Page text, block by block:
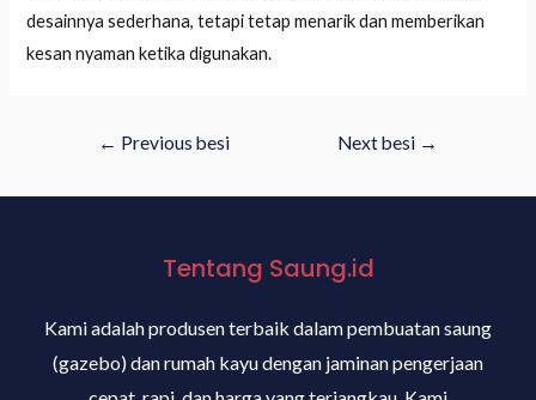
desainnya sederhana, tetapi tetap menarik dan memberikan
kesan nyaman ketika digunakan.
← Previous besi Next besi →
Tentang Saung.id
Kami adalah produsen terbaik dalam pembuatan saung
(gazebo) dan rumah kayu dengan jaminan pengerjaan